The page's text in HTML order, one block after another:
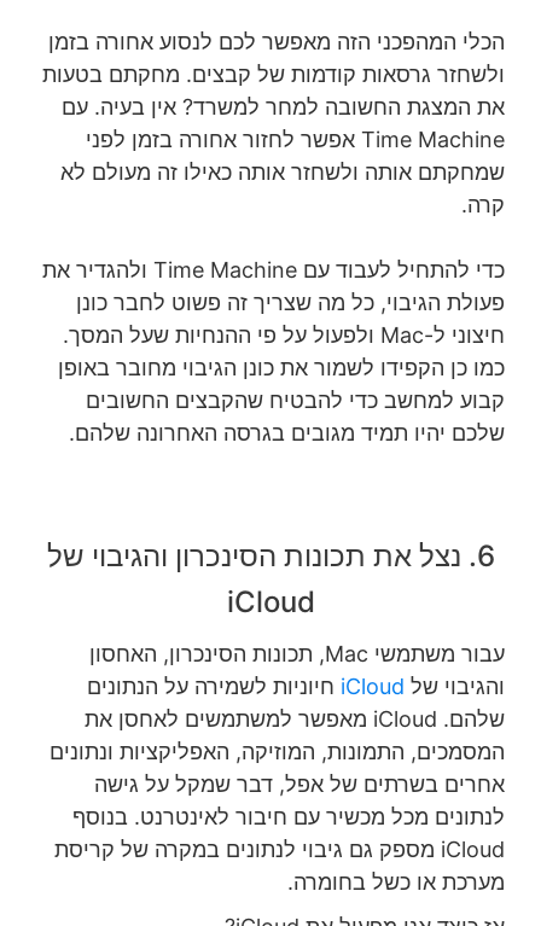
הכלי המהפכני הזה מאפשר לכם לנסוע אחורה בזמן
ולשחזר גרסאות קודמות של קבצים. מחקתם בטעות
את המצגת החשובה למחר למשרד? אין בעיה. עם
Time Machine אפשר לחזור אחורה בזמן לפני
שמחקתם אותה ולשחזר אותה כאילו זה מעולם לא
קרה.
כדי להתחיל לעבוד עם Time Machine ולהגדיר את
פעולת הגיבוי, כל מה שצריך זה פשוט לחבר כונן
חיצוני ל-Mac ולפעול על פי ההנחיות שעל המסך.
כמו כן הקפידו לשמור את כונן הגיבוי מחובר באופן
קבוע למחשב כדי להבטיח שהקבצים החשובים
שלכם יהיו תמיד מגובים בגרסה האחרונה שלהם.
6. נצל את תכונות הסינכרון והגיבוי של
iCloud
עבור משתמשי Mac, תכונות הסינכרון, האחסון
והגיבוי של iCloud חיוניות לשמירה על הנתונים
שלהם. iCloud מאפשר למשתמשים לאחסן את
המסמכים, התמונות, המוזיקה, האפליקציות ונתונים
אחרים בשרתים של אפל, דבר שמקל על גישה
לנתונים מכל מכשיר עם חיבור לאינטרנט. בנוסף
iCloud מספק גם גיבוי לנתונים במקרה של קריסת
מערכת או כשל בחומרה.